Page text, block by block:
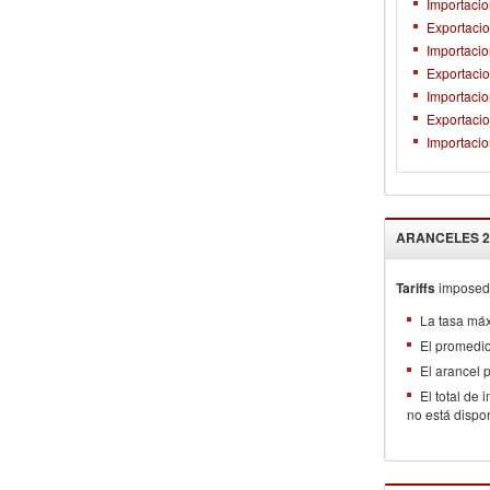
ARANCELES
Tariffs
La tasa
El
El arancel
El total de
no está